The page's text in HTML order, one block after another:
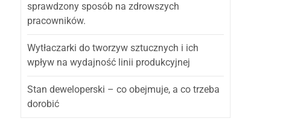
sprawdzony sposób na zdrowszych
pracowników.
Wytłaczarki do tworzyw sztucznych i ich
wpływ na wydajność linii produkcyjnej
Stan deweloperski – co obejmuje, a co trzeba
dorobić